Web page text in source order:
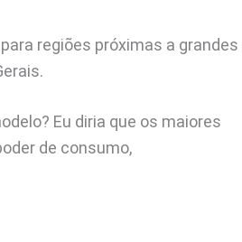
regiões próximas a grandes
Eu diria que os maiores
de consumo,